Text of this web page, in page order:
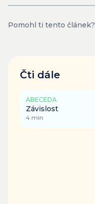
Pomohl ti tento článek?
Čti dále
ABECEDA
Závislost
4 min